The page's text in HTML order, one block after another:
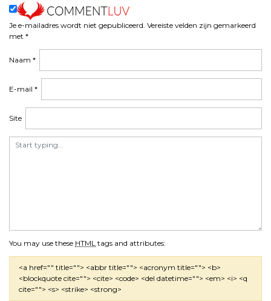
Je e-mailadres wordt niet gepubliceerd. Vereiste velden zijn gemarkeerd
met *
You may use these HTML tags and attributes:
<a href="" title=""> <abbr title=""> <acronym title=""> <b>
<blockquote cite=""> <cite> <code> <del datetime=""> <em> <i> <q
cite=""> <s> <strike> <strong>
Naam *
E-mail *
Site